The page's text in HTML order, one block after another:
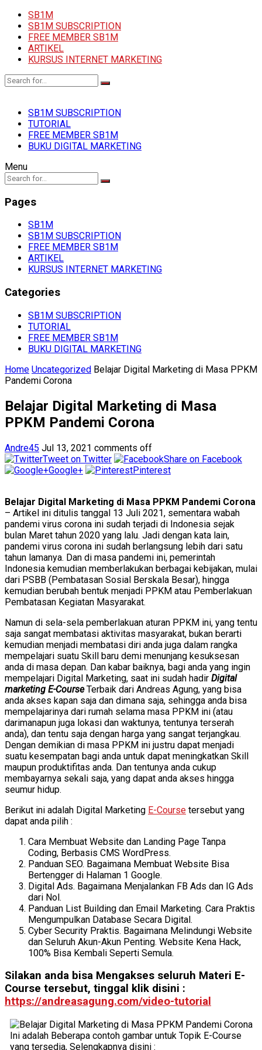
SB1M
SB1M SUBSCRIPTION
FREE MEMBER SB1M
ARTIKEL
KURSUS INTERNET MARKETING
SB1M SUBSCRIPTION
TUTORIAL
FREE MEMBER SB1M
BUKU DIGITAL MARKETING
Menu
Pages
SB1M
SB1M SUBSCRIPTION
FREE MEMBER SB1M
ARTIKEL
KURSUS INTERNET MARKETING
Categories
SB1M SUBSCRIPTION
TUTORIAL
FREE MEMBER SB1M
BUKU DIGITAL MARKETING
Home Uncategorized Belajar Digital Marketing di Masa PPKM
Pandemi Corona
Belajar Digital Marketing di Masa
PPKM Pandemi Corona
Andre45 Jul 13, 2021 comments off
Tweet on Twitter
Share on Facebook
Google+
Pinterest
Belajar Digital Marketing di Masa PPKM Pandemi Corona
– Artikel ini ditulis tanggal 13 Juli 2021, sementara wabah
pandemi virus corona ini sudah terjadi di Indonesia sejak
bulan Maret tahun 2020 yang lalu. Jadi dengan kata lain,
pandemi virus corona ini sudah berlangsung lebih dari satu
tahun lamanya. Dan di masa pandemi ini, pemerintah
Indonesia kemudian memberlakukan berbagai kebijakan, mulai
dari PSBB (Pembatasan Sosial Berskala Besar), hingga
kemudian berubah bentuk menjadi PPKM atau Pemberlakuan
Pembatasan Kegiatan Masyarakat.
Namun di sela-sela pemberlakuan aturan PPKM ini, yang tentu
saja sangat membatasi aktivitas masyarakat, bukan berarti
kemudian menjadi membatasi diri anda juga dalam rangka
mempelajari suatu Skill baru demi menunjang kesuksesan
anda di masa depan. Dan kabar baiknya, bagi anda yang ingin
mempelajari Digital Marketing, saat ini sudah hadir Digital
marketing E-CourseTerbaik dari Andreas Agung, yang bisa
anda akses kapan saja dan dimana saja, sehingga anda bisa
mempelajarinya dari rumah selama masa PPKM ini (atau
darimanapun juga lokasi dan waktunya, tentunya terserah
anda), dan tentu saja dengan harga yang sangat terjangkau.
Dengan demikian di masa PPKM ini justru dapat menjadi
suatu kesempatan bagi anda untuk dapat meningkatkan Skill
maupun produktifitas anda. Dan tentunya anda cukup
membayarnya sekali saja, yang dapat anda akses hingga
seumur hidup.
Berikut ini adalah Digital Marketing E-Course tersebut yang
dapat anda pilih :
Cara Membuat Website dan Landing Page Tanpa
Coding, Berbasis CMS WordPress.
Panduan SEO. Bagaimana Membuat Website Bisa
Bertengger di Halaman 1 Google.
Digital Ads. Bagaimana Menjalankan FB Ads dan IG Ads
dari Nol.
Panduan List Building dan Email Marketing. Cara Praktis
Mengumpulkan Database Secara Digital.
Cyber Security Praktis. Bagaimana Melindungi Website
dan Seluruh Akun-Akun Penting. Website Kena Hack,
100% Bisa Kembali Seperti Semula.
Silakan anda bisa Mengakses seluruh Materi E-
Course tersebut, tinggal klik disini :
https://andreasagung.com/video-tutorial
Ini adalah Beberapa contoh gambar untuk Topik E-Course
yang tersedia, Selengkapnya disini :